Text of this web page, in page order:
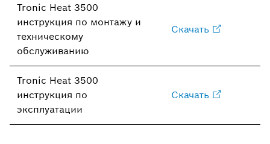
Tronic Heat 3500
инструкция по монтажу и
техническому
обслуживанию
Скачать
Tronic Heat 3500
инструкция по
эксплуатации
Скачать